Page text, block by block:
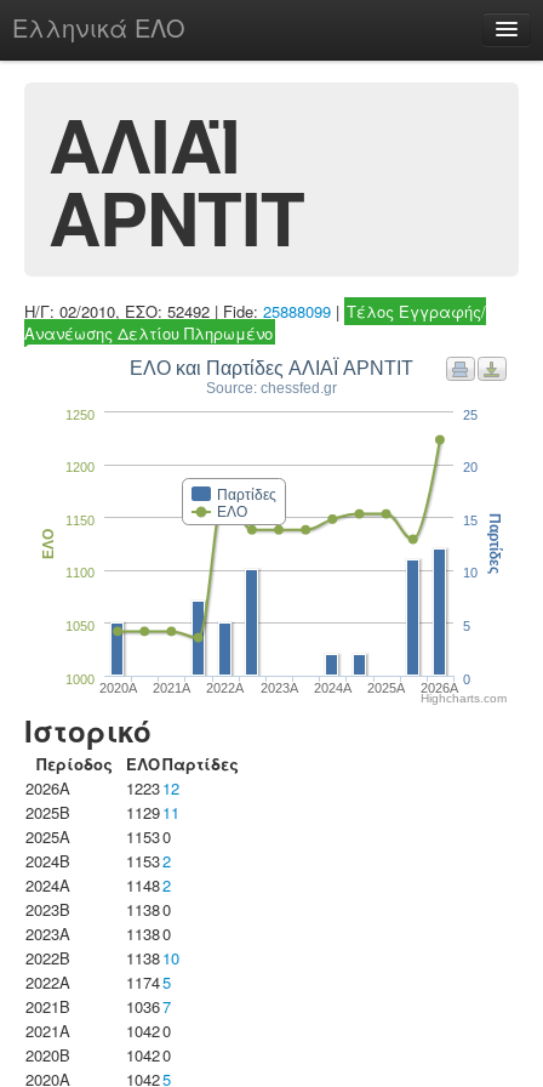
Ελληνικά ΕΛΟ
chesstu.be @ discord
Login
ΑΛΙΑΪ
ΑΡΝΤΙΤ
Η/Γ: 02/2010, ΕΣΟ: 52492 | Fide: 25888099 | Τέλος Εγγραφής/
Ανανέωσης Δελτίου Πληρωμένο
ΕΛΟ και Παρτίδες ΑΛΙΑΪ ΑΡΝΤΙΤ
Source: chessfed.gr
Παρτίδες
ΕΛΟ
2020A 2021A 2022A 2023Α 2024A 2025A 2026A
1000
1050
1100
1150
1200
1250
ΕΛΟ
0
5
10
15
20
25
Παρτίδες
Highcharts.com
Ιστορικό
Περίοδος ΕΛΟΠαρτίδες
2026A
122312
2025B
112911
2025A
11530
2024B
11532
2024A
11482
2023B
11380
2023Α
11380
2022B
113810
2022A
11745
2021B
10367
2021A
10420
2020B
10420
2020A
10425